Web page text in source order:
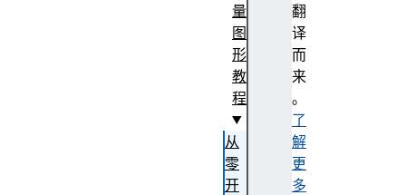
翻
译
而
来
。
了
解
更
多
量
图
形
教
程
从
零
开